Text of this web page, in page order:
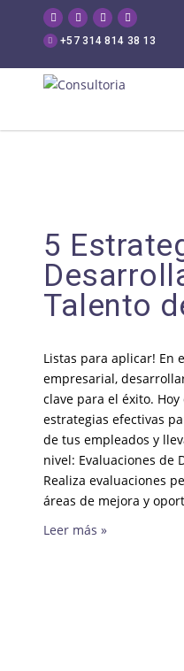
+57 314 814 38 13
5
Talento
Listas para aplicar! En
empresarial,
clave para el éxito.
estrategias efectivas
de tus empleados y
nivel: Evaluaciones de
Realiza evaluaciones
áreas de mejora y
Leer más »